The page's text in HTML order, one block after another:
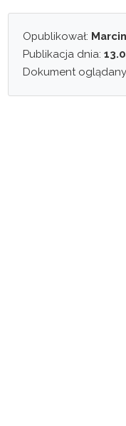
Opublikował:
Publikacja dnia:
Dokument